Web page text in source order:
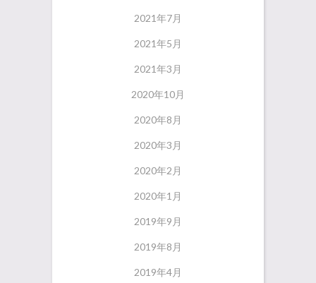
2021年7月
2021年5月
2021年3月
2020年10月
2020年8月
2020年3月
2020年2月
2020年1月
2019年9月
2019年8月
2019年4月